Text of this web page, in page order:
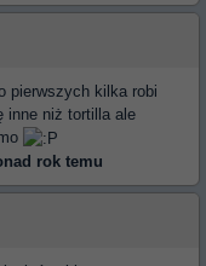
pierwszych kilka robi
inne niż tortilla ale
rok temu